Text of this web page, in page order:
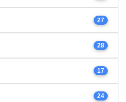
27
28
17
24